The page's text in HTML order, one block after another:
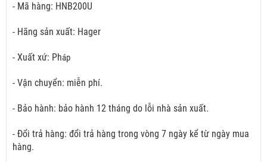
- Mã hàng: HNB200U
- Hãng sản xuất: Hager
- Xuất xứ: Pháp
- Vận chuyển: miễn phí.
- Bảo hành: bảo hành 12 tháng do lỗi nhà sản xuất.
- Đổi trả hàng: đổi trả hàng trong vòng 7 ngày kể từ ngày mua
hàng.